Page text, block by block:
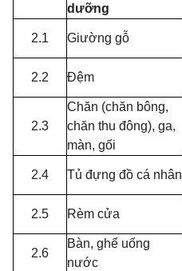
dưỡng
2.1 Giường gỗ
2.2 Đệm
2.3
Chăn (chăn bông,
chăn thu đông), ga,
màn, gối
2.4 Tủ đựng đồ cá nhân
2.5 Rèm cửa
2.6
Bàn, ghế uống
nước